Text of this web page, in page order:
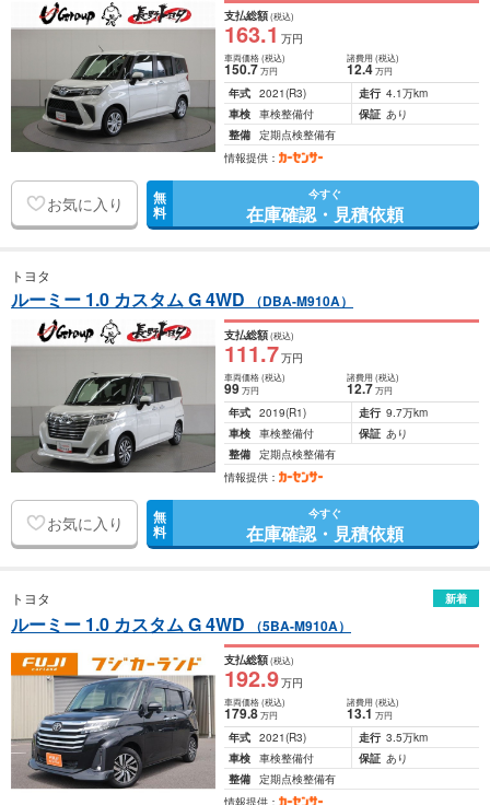
支払総額(税込)
163.1 万円
車両価格(税込)
150.7万円
諸費用 (税込)
12.4 万円
年式 2021(R3) 走行 4.1万km
車検 車検整備付 保証 あり
整備 定期点検整備有
情報提供：
お気に入り 無
料
今すぐ
在庫確認・見積依頼
トヨタ
ルーミー 1.0 カスタム G 4WD （DBA-M910A）
支払総額(税込)
111.7万円
車両価格(税込)
99万円
諸費用 (税込)
12.7 万円
年式 2019(R1) 走行 9.7万km
車検 車検整備付 保証 あり
整備 定期点検整備有
情報提供：
お気に入り 無
料
今すぐ
在庫確認・見積依頼
トヨタ 新着
ルーミー 1.0 カスタム G 4WD （5BA-M910A）
支払総額(税込)
192.9万円
車両価格(税込)
179.8万円
諸費用 (税込)
13.1 万円
年式 2021(R3) 走行 3.5万km
車検 車検整備付 保証 あり
整備 定期点検整備有
情報提供：